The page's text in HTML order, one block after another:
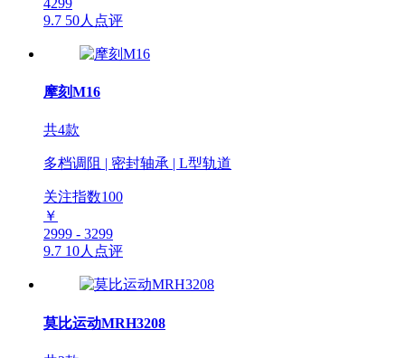
9.7 50人点评
摩刻M16
共4款
多档调阻 | 密封轴承 | L型轨道
关注指数100
￥
2999 - 3299
9.7 10人点评
莫比运动MRH3208